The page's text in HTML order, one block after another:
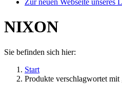
Zur neuen Webseite unseres
NIXON
Sie befinden sich hier:
Start
Produkte verschlagwortet